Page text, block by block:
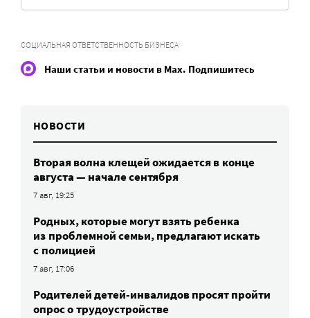
СОЦИАЛЬНАЯ ОТВЕТСТВЕННОСТЬ БИЗНЕСА
Наши статьи и новости в Max. Подпишитесь
НОВОСТИ
Вторая волна клещей ожидается в конце
августа — начале сентября
7 авг, 19:25
Родных, которые могут взять ребенка
из проблемной семьи, предлагают искать
с полицией
7 авг, 17:06
Родителей детей-инвалидов просят пройти
опрос о трудоустройстве